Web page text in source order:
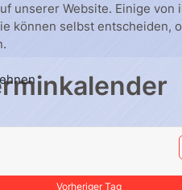
Vorheriger Tag
unserer Website. Einige
können selbst entscheiden,